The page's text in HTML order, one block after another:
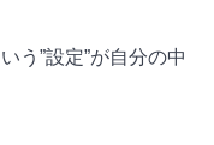
う”設定”が自分の中